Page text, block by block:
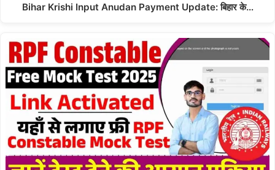
Bihar Krishi Input Anudan Payment Update: बिहार के…